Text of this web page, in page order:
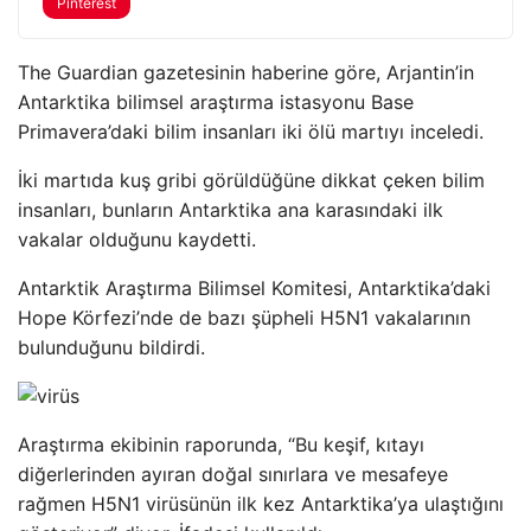
The Guardian gazetesinin haberine göre, Arjantin’in
Antarktika bilimsel araştırma istasyonu Base
Primavera’daki bilim insanları iki ölü martıyı inceledi.
İki martıda kuş gribi görüldüğüne dikkat çeken bilim
insanları, bunların Antarktika ana karasındaki ilk
vakalar olduğunu kaydetti.
Antarktik Araştırma Bilimsel Komitesi, Antarktika’daki
Hope Körfezi’nde de bazı şüpheli H5N1 vakalarının
bulunduğunu bildirdi.
Araştırma ekibinin raporunda, “Bu keşif, kıtayı
diğerlerinden ayıran doğal sınırlara ve mesafeye
rağmen H5N1 virüsünün ilk kez Antarktika’ya ulaştığını